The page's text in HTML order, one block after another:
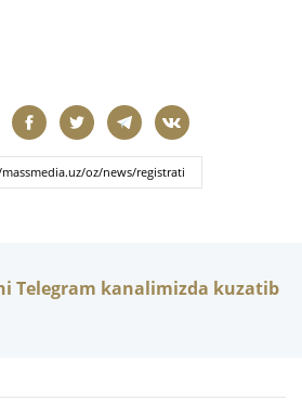
Telegram kanalimizda kuzatib